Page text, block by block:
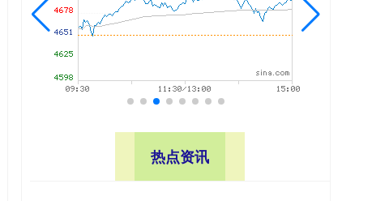
热点资讯